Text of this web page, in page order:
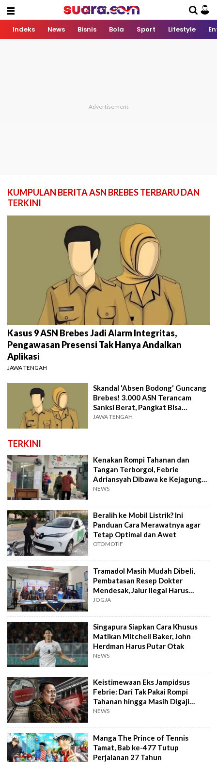
Indeks News Bisnis Bola Sport Lifestyle
KUMPULAN BERITA ASN BREBES TERBARU DAN
TERKINI
Kasus 9 ASN Brebes Jadi Alarm Integritas,
Pengawasan Presensi Tak Hanya Andalkan
Aplikasi
JAWA TENGAH
Skandal 'Absen Bodong' Guncang
Brebes! 3.000 ASN Terancam
Sanksi Berat, Pangkat Bisa
Diturunkan
JAWA TENGAH
TERKINI
Kenakan Rompi Tahanan dan
Tangan Terborgol, Febrie
Adriansyah Dibawa ke Kejagung
untuk Diperiksa
NEWS
Beralih ke Mobil Listrik? Ini
Panduan Cara Merawatnya agar
Tetap Optimal dan Awet
OTOMOTIF
Tramadol Masih Mudah Dibeli,
Pembatasan Resep Dokter
Mendesak, Jalur Ilegal Harus
Distop
JOGJA
Singapura Siapkan Cara Khusus
Matikan Mitchell Baker, John
Herdman Harus Putar Otak
NEWS
Keistimewaan Eks Jampidsus
Febrie: Dari Tak Pakai Rompi
Tahanan hingga Masih Digaji
Negara
NEWS
Manga The Prince of Tennis
Tamat, Bab ke-477 Tutup
Perjalanan 27 Tahun